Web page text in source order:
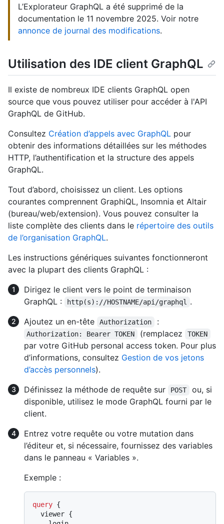
L’Explorateur GraphQL a été supprimé de la
documentation le 11 novembre 2025. Voir notre
annonce de journal des modifications.
Utilisation des IDE client GraphQL
Il existe de nombreux IDE clients GraphQL open
source que vous pouvez utiliser pour accéder à l'API
GraphQL de GitHub.
Consultez Création d’appels avec GraphQL pour
obtenir des informations détaillées sur les méthodes
HTTP, l’authentification et la structure des appels
GraphQL.
Tout d’abord, choisissez un client. Les options
courantes comprennent GraphiQL, Insomnia et Altair
(bureau/web/extension). Vous pouvez consulter la
liste complète des clients dans le répertoire des outils
de l’organisation GraphQL.
Les instructions génériques suivantes fonctionneront
avec la plupart des clients GraphQL :
Dirigez le client vers le point de terminaison
GraphQL :
http(s)://HOSTNAME/api/graphql
.
Ajoutez un en-tête
Authorization :
Authorization: Bearer TOKEN (remplacez TOKEN
par votre GitHub personal access token. Pour plus
d’informations, consultez Gestion de vos jetons
d’accès personnels).
Définissez la méthode de requête sur
POST
ou, si
disponible, utilisez le mode GraphQL fourni par le
client.
Entrez votre requête ou votre mutation dans
l’éditeur et, si nécessaire, fournissez des variables
dans le panneau « Variables ».
Exemple :
query {
  viewer
{